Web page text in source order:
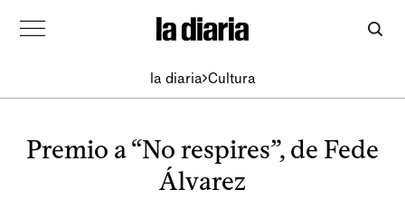
la diaria Cultura
Premio a “No respires”, de Fede
Álvarez